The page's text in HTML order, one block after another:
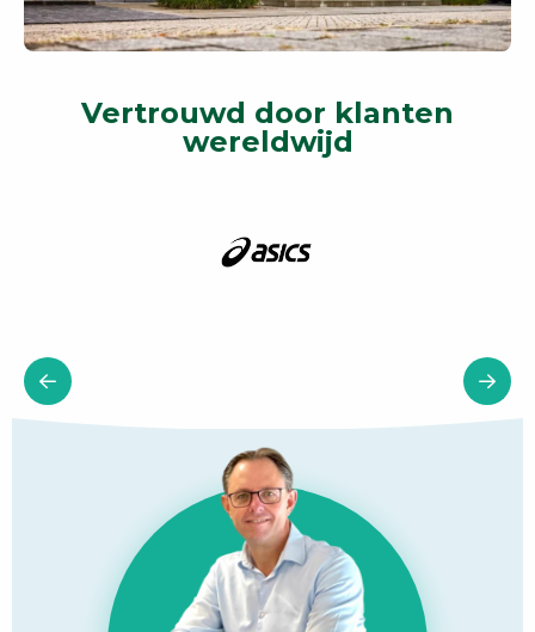
Vertrouwd door klanten
wereldwijd